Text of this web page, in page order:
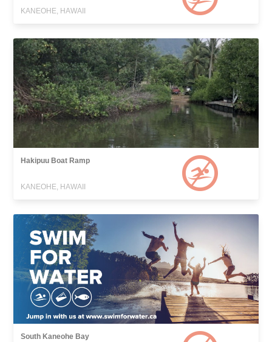
KANEOHE, HAWAII
Hakipuu Boat Ramp
KANEOHE, HAWAII
South Kaneohe Bay